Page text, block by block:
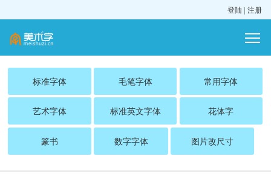
登陆 | 注册
标准字体 毛笔字体 常用字体
艺术字体 标准英文字体 花体字
篆书 数字字体 图片改尺寸